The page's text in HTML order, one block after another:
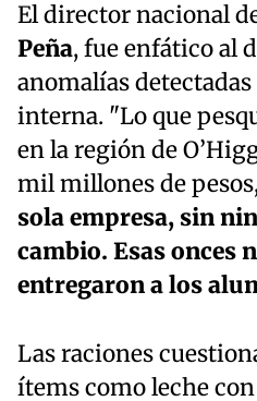
El director nacional
Peña, fue enfático al
anomalías
interna. "Lo que
en la región de
mil millones de
sola empresa, sin
cambio. Esas onces
entregaron a los
Las raciones
ítems como leche